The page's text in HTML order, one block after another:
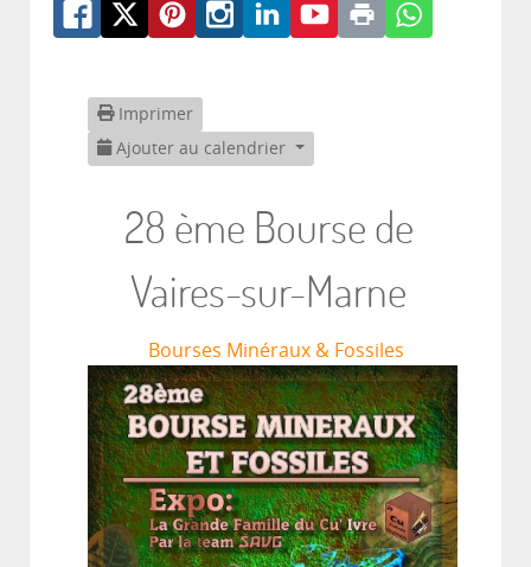
Imprimer
Ajouter au calendrier
28 ème Bourse de
Vaires-sur-Marne
Bourses Minéraux & Fossiles